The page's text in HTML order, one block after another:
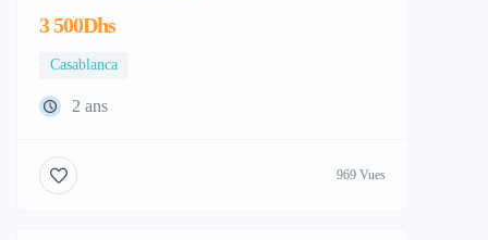
3 500Dhs
Casablanca
2 ans
969 Vues